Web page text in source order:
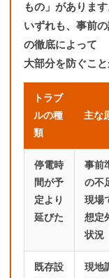
もの 」があります
いずれも、事前
の徹底によって
大部分を防ぐこと
トラブ
ルの種
類
主な
停電時
間が予
定より
延びた
事前
の不
現場
想定
状況
既存設
現地